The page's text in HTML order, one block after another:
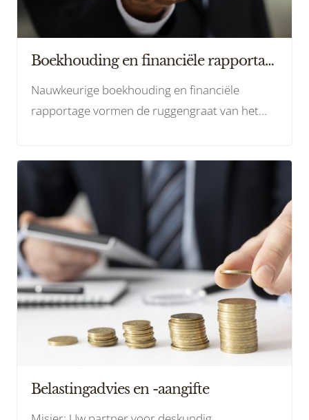
Boekhouding en financiële rapportage
Nauwkeurige boekhouding en financiële
rapportage vormen de ruggengraat van het
Belastingadvies en -aangifte